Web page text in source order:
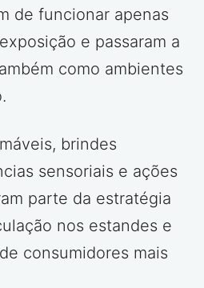
de funcionar apenas
e passaram a
como ambientes
brindes
sensoriais e ações
parte da estratégia
nos estandes e
consumidores mais